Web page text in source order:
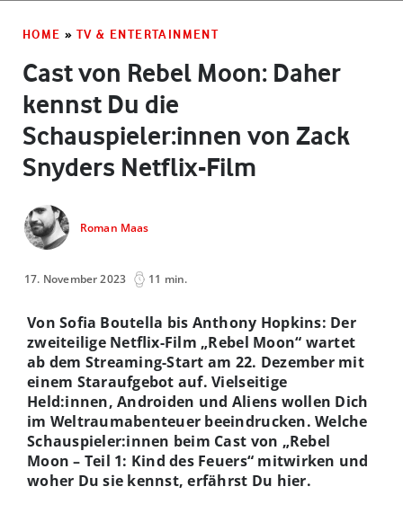
HOME » TV & ENTERTAINMENT
Cast von Rebel Moon: Daher
kennst Du die
Schauspieler:innen von Zack
Snyders Netflix-Film
Roman Maas
17. November 2023 11 min.
Von Sofia Boutella bis Anthony Hopkins: Der
zweiteilige Netflix-Film „Rebel Moon“ wartet
ab dem Streaming-Start am 22. Dezember mit
einem Staraufgebot auf. Vielseitige
Held:innen, Androiden und Aliens wollen Dich
im Weltraumabenteuer beeindrucken. Welche
Schauspieler:innen beim Cast von „Rebel
Moon – Teil 1: Kind des Feuers“ mitwirken und
woher Du sie kennst, erfährst Du hier.